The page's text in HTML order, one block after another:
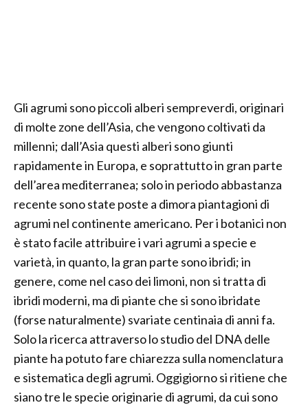
Gli agrumi sono piccoli alberi sempreverdi, originari
di molte zone dell’Asia, che vengono coltivati da
millenni; dall’Asia questi alberi sono giunti
rapidamente in Europa, e soprattutto in gran parte
dell’area mediterranea; solo in periodo abbastanza
recente sono state poste a dimora piantagioni di
agrumi nel continente americano. Per i botanici non
è stato facile attribuire i vari agrumi a specie e
varietà, in quanto, la gran parte sono ibridi; in
genere, come nel caso dei limoni, non si tratta di
ibridi moderni, ma di piante che si sono ibridate
(forse naturalmente) svariate centinaia di anni fa.
Solo la ricerca attraverso lo studio del DNA delle
piante ha potuto fare chiarezza sulla nomenclatura
e sistematica degli agrumi. Oggigiorno si ritiene che
siano tre le specie originarie di agrumi, da cui sono